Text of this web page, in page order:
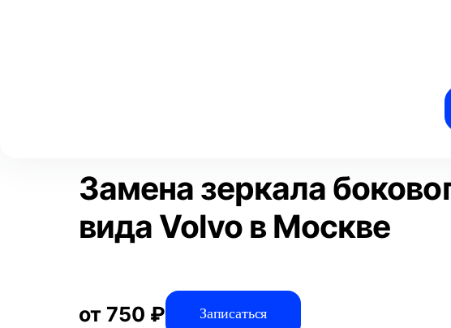
Замена
Замена зеркала
вида Volvo в Москве
от 750 ₽ Записаться